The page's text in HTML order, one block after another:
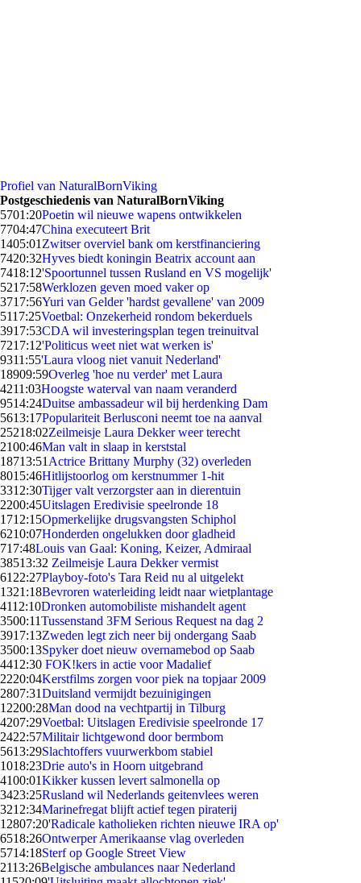
Profiel van NaturalBornViking
Postgeschiedenis van NaturalBornViking
5701:20Poetin wil nieuwe wapens ontwikkelen
7704:47China executeert Brit
1405:01 Zwitser overviel bank om kerstfinanciering
7420:32Hyves biedt koningin Beatrix account aan
7418:12'Spoortunnel tussen Rusland en VS mogelijk'
5217:58Werklozen geven moed vaker op
3717:56Yuri van Gelder 'hardst gevallene' van 2009
5117:25Voetbal: Onzekerheid rondom bekerduels
3917:53CDA wil investeringsplan tegen treinuitval
7217:12'Politicus weet niet wat werken is'
9311:55'Laura vloog niet vanuit Nederland'
18909:59Overleg 'hoe nu verder' met Laura
4211:03Hoogste waterval van naam veranderd
9514:24Duitse ambassadeur wil bij herdenking Dam
5613:17Populariteit Berlusconi neemt toe na aanval
25218:02Zeilmeisje Laura Dekker weer terecht
2100:46Man valt in slaap in kerststal
18713:51 Actrice Brittany Murphy (32) overleden
8015:46Hitlijstoorlog om kerstnummer 1-hit
3312:30Tijger valt verzorgster aan in dierentuin
2200:45Uitslagen Eredivisie speelronde 18
1712:15Opmerkelijke drugsvangsten Schiphol
6210:07Honderden ongelukken door gladheid
717:48Louis van Gaal: Koning, Keizer, Admiraal
38513:32 Zeilmeisje Laura Dekker vermist
61 22:27Playboy-foto's Tara Reid nu al uitgelekt
1321:18Bevroren waterleiding leidt naar wietplantage
4112:10Dronken automobiliste mishandelt agent
3500:11Tussenstand 3FM Serious Request na dag 2
3917:13Zweden legt zich neer bij ondergang Saab
3500:13Spyker doet nieuw overnamebod op Saab
4412:30 FOK!kers in actie voor Madalief
2220:04Kerstfilms zorgen voor piek na topjaar 2009
2807:31Duitsland vermijdt bezuinigingen
12200:28Man dood na vechtpartij in Tilburg
4207:29Voetbal: Uitslagen Eredivisie speelronde 17
2422:57Militair lichtgewond door bermbom
5613:29Slachtoffers vuurwerkbom stabiel
1018:23Drie auto's in Hoorn uitgebrand
4100:01Kikker kussen levert salmonella op
3423:25Rusland wil Nederlands geitenvlees weren
3212:34Marinefregat blijft actief tegen piraterij
12807:20'Radicale katholieken richten nieuwe IRA op'
6518:26Ontwerper Amerikaanse vlag overleden
5714:18Sterf op Google Street View
2113:26Belgische ambulances naar Nederland